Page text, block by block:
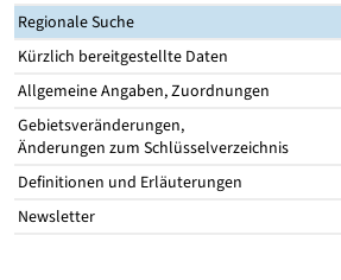
Regionale Suche
Kürzlich bereitgestellte Daten
Allgemeine Angaben, Zuordnungen
Gebietsveränderungen,
Änderungen zum Schlüsselverzeichnis
Definitionen und Erläuterungen
Newsletter